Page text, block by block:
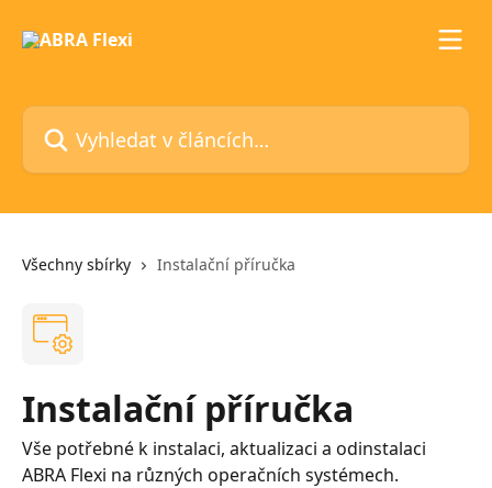
Vyhledat v článcích…
Všechny sbírky Instalační příručka
Instalační příručka
Vše potřebné k instalaci, aktualizaci a odinstalaci
ABRA Flexi na různých operačních systémech.